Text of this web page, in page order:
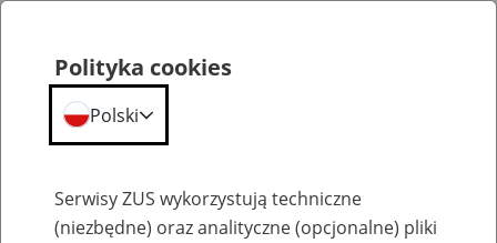
Polityka cookies
Polski
Serwisy ZUS wykorzystują techniczne
(niezbędne) oraz analityczne (opcjonalne) pliki